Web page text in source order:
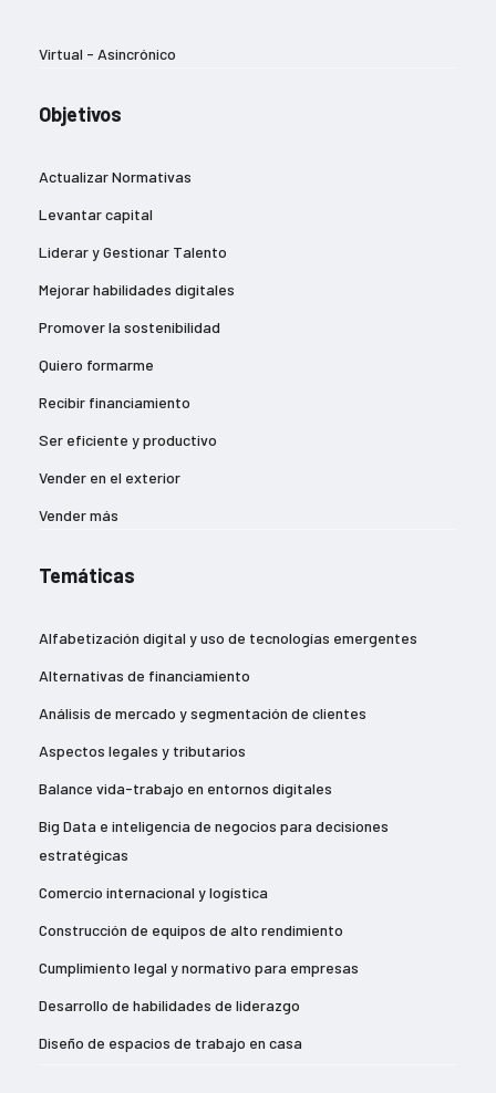
Virtual - Asincrónico
Objetivos
Actualizar Normativas
Levantar capital
Liderar y Gestionar Talento
Mejorar habilidades digitales
Promover la sostenibilidad
Quiero formarme
Recibir financiamiento
Ser eficiente y productivo
Vender en el exterior
Vender más
Temáticas
Alfabetización digital y uso de tecnologías emergentes
Alternativas de financiamiento
Análisis de mercado y segmentación de clientes
Aspectos legales y tributarios
Balance vida-trabajo en entornos digitales
Big Data e inteligencia de negocios para decisiones
estratégicas
Comercio internacional y logística
Construcción de equipos de alto rendimiento
Cumplimiento legal y normativo para empresas
Desarrollo de habilidades de liderazgo
Diseño de espacios de trabajo en casa